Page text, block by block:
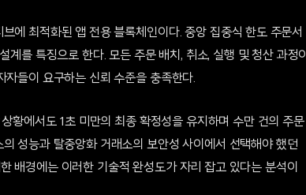
에 최적화된 앱 전용 블록체인이다. 중앙 집중식 한도 주문서
를 특징으로 한다. 모든 주문 배치, 취소, 실행 및 청산 과정이
들이 요구하는 신뢰 수준을 충족한다.
황에서도 1초 미만의 최종 확정성을 유지하며 수만 건의 주문
성능과 탈중앙화 거래소의 보안성 사이에서 선택해야 했던
배경에는 이러한 기술적 완성도가 자리 잡고 있다는 분석이